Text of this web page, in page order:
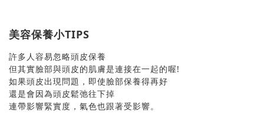
美容保養小TIPS
許多人容易忽略頭皮保養
但其實臉部與頭皮的肌膚是連接在一起的喔!
如果頭皮出現問題，即使臉部保養得再好
還是會因為頭皮鬆弛往下掉
連帶影響緊實度，氣色也跟著受影響。